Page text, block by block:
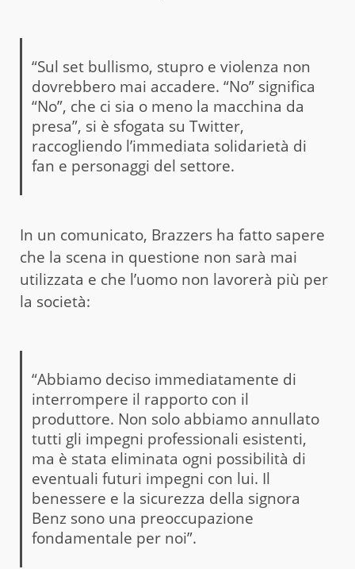
“Sul set bullismo, stupro e violenza non
dovrebbero mai accadere. “No” significa
“No”, che ci sia o meno la macchina da
presa”, si è sfogata su Twitter,
raccogliendo l’immediata solidarietà di
fan e personaggi del settore.
In un comunicato, Brazzers ha fatto sapere
che la scena in questione non sarà mai
utilizzata e che l’uomo non lavorerà più per
la società:
“Abbiamo deciso immediatamente di
interrompere il rapporto con il
produttore. Non solo abbiamo annullato
tutti gli impegni professionali esistenti,
ma è stata eliminata ogni possibilità di
eventuali futuri impegni con lui. Il
benessere e la sicurezza della signora
Benz sono una preoccupazione
fondamentale per noi”.